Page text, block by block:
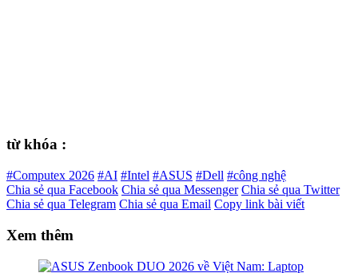
từ khóa :
#Computex 2026 #AI #Intel #ASUS #Dell #công nghệ
Chia sẻ qua Facebook Chia sẻ qua Messenger Chia sẻ qua Twitter
Chia sẻ qua Telegram Chia sẻ qua Email Copy link bài viết
Xem thêm